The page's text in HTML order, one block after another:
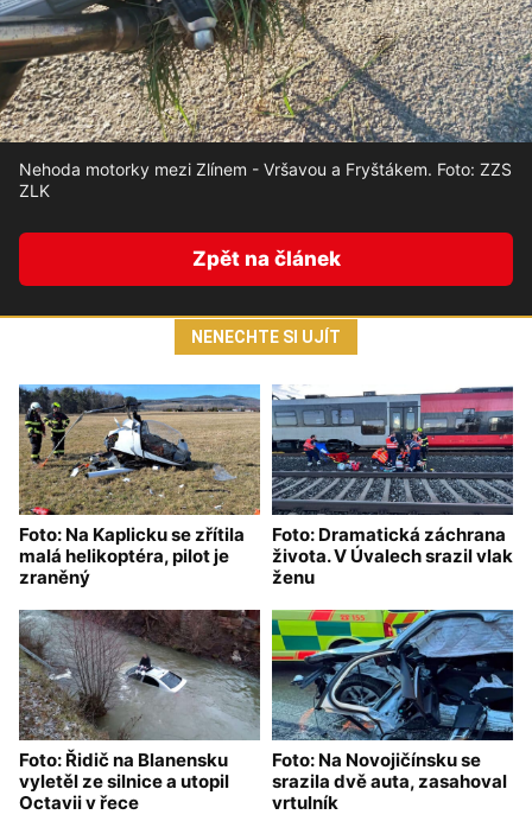
Nehoda motorky mezi Zlínem - Vršavou a Fryštákem. Foto: ZZS
ZLK
Zpět na článek
NENECHTE SI UJÍT
Foto: Na Kaplicku se zřítila
malá helikoptéra, pilot je
zraněný
Foto: Dramatická záchrana
života. V Úvalech srazil vlak
ženu
Foto: Řidič na Blanensku
vyletěl ze silnice a utopil
Octavii v řece
Foto: Na Novojičínsku se
srazila dvě auta, zasahoval
vrtulník